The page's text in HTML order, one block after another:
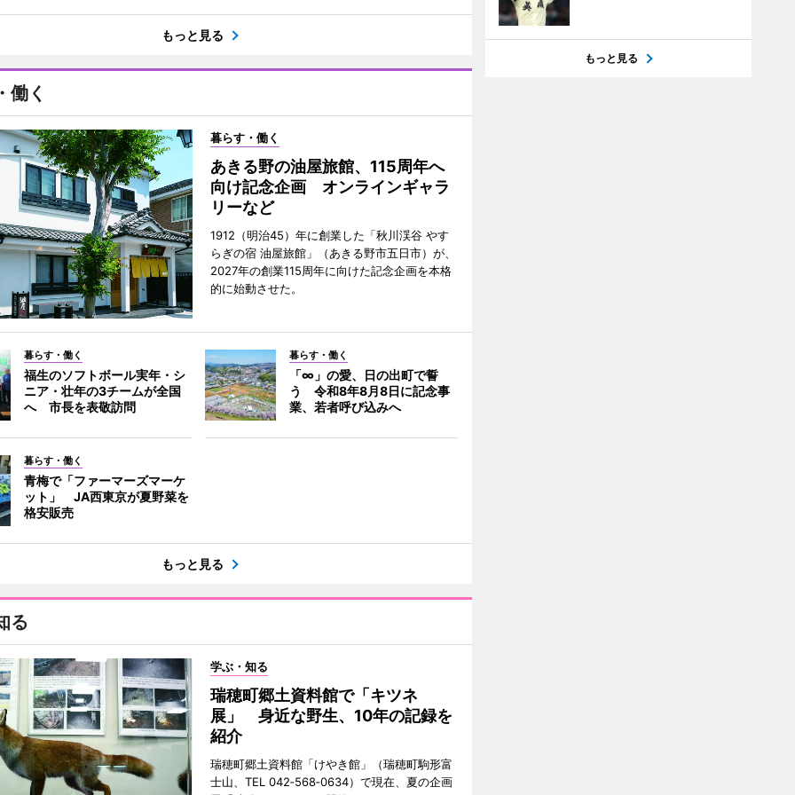
もっと見る
働く
暮らす・働く
あきる野の油屋旅館、115周年へ
向け記念企画 オンラインギャラ
リーなど
1912（明治45）年に創業した「秋川渓谷 やす
らぎの宿 油屋旅館」（あきる野市五日市）が、
2027年の創業115周年に向けた記念企画を本格
的に始動させた。
暮らす・働く
福生のソフトボール実年・シ
ニア・壮年の3チームが全国
へ 市長を表敬訪問
暮らす・働く
「∞」の愛、日の出町で誓
う 令和8年8月8日に記念事
業、若者呼び込みへ
暮らす・働く
青梅で「ファーマーズマーケ
ット」 JA西東京が夏野菜を
格安販売
もっと見る
る
学ぶ・知る
瑞穂町郷土資料館で「キツネ
展」 身近な野生、10年の記録を
紹介
瑞穂町郷土資料館「けやき館」（瑞穂町駒形富
士山、TEL 042‐568‐0634）で現在、夏の企画
もっと見る